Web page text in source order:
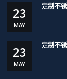
23
MAY
定制不
23
MAY
定制不